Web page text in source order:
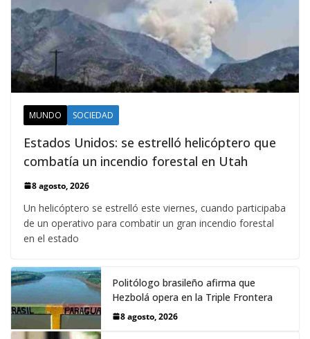
MUNDO SOCIEDAD
Estados Unidos: se estrelló helicóptero que
combatía un incendio forestal en Utah
8 agosto, 2026
Un helicóptero se estrelló este viernes, cuando participaba
de un operativo para combatir un gran incendio forestal
en el estado
Politólogo brasileño afirma que
Hezbolá opera en la Triple Frontera
8 agosto, 2026